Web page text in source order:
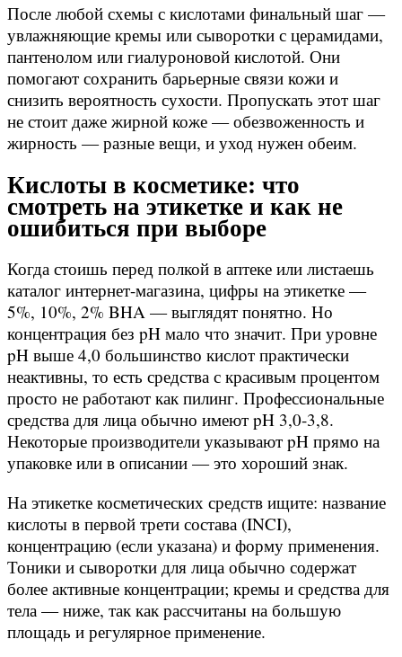
После любой схемы с кислотами финальный шаг —
увлажняющие кремы или сыворотки с церамидами,
пантенолом или гиалуроновой кислотой. Они
помогают сохранить барьерные связи кожи и
снизить вероятность сухости. Пропускать этот шаг
не стоит даже жирной коже — обезвоженность и
жирность — разные вещи, и уход нужен обеим.
Кислоты в косметике: что
смотреть на этикетке и как не
ошибиться при выборе
Когда стоишь перед полкой в аптеке или листаешь
каталог интернет-магазина, цифры на этикетке —
5%, 10%, 2% BHA — выглядят понятно. Но
концентрация без pH мало что значит. При уровне
pH выше 4,0 большинство кислот практически
неактивны, то есть средства с красивым процентом
просто не работают как пилинг. Профессиональные
средства для лица обычно имеют pH 3,0-3,8.
Некоторые производители указывают pH прямо на
упаковке или в описании — это хороший знак.
На этикетке косметических средств ищите: название
кислоты в первой трети состава (INCI),
концентрацию (если указана) и форму применения.
Тоники и сыворотки для лица обычно содержат
более активные концентрации; кремы и средства для
тела — ниже, так как рассчитаны на большую
площадь и регулярное применение.